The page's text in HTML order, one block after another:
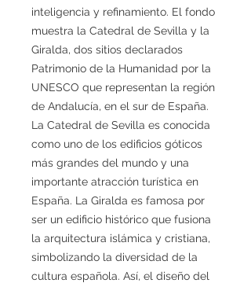
inteligencia y refinamiento. El fondo
muestra la Catedral de Sevilla y la
Giralda, dos sitios declarados
Patrimonio de la Humanidad por la
UNESCO que representan la región
de Andalucía, en el sur de España.
La Catedral de Sevilla es conocida
como uno de los edificios góticos
más grandes del mundo y una
importante atracción turística en
España. La Giralda es famosa por
ser un edificio histórico que fusiona
la arquitectura islámica y cristiana,
simbolizando la diversidad de la
cultura española. Así, el diseño del